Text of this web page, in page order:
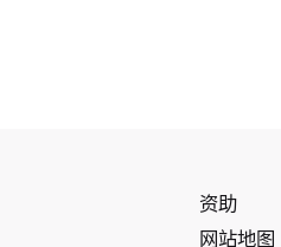
资助
网站地图